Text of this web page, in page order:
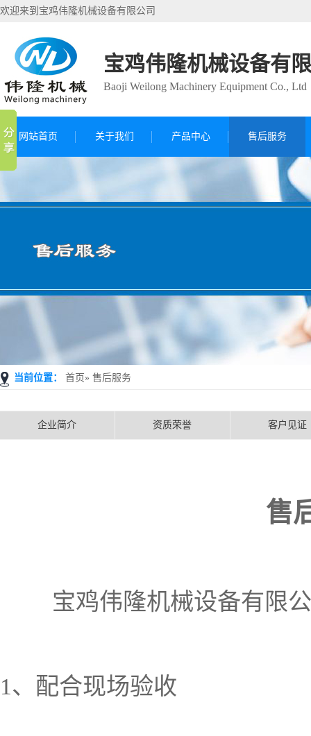
欢迎来到宝鸡伟隆机械设备有限公司
宝鸡伟隆机械设备有
Baoji Weilong Machinery Equipment Co., Ltd
网站首页 关于我们 产品中心 售后服务
当前位置： 首页» 售后服务
企业简介 资质荣誉 客户见证
售
宝鸡伟隆机械设备有限
1、配合现场验收